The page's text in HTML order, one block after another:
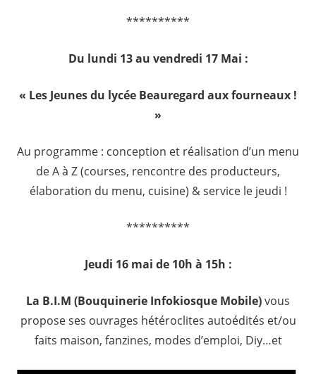
**********
Du lundi 13 au vendredi 17 Mai :
« Les Jeunes du lycée Beauregard aux fourneaux !
»
Au programme : conception et réalisation d’un menu
de A à Z (courses, rencontre des producteurs,
élaboration du menu, cuisine) & service le jeudi !
**********
Jeudi 16 mai de 10h à 15h :
La B.I.M (Bouquinerie Infokiosque Mobile)vous
propose ses ouvrages hétéroclites autoédités et/ou
faits maison, fanzines, modes d’emploi, Diy…et